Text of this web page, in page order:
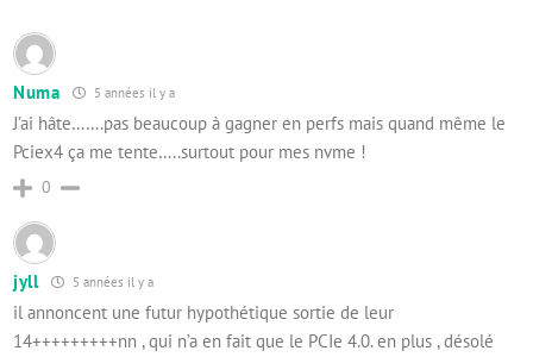
Numa 5 années il y a
J’ai hâte…….pas beaucoup à gagner en perfs mais quand même le
Pciex4 ça me tente…..surtout pour mes nvme !
0
jyll 5 années il y a
il annoncent une futur hypothétique sortie de leur
14+++++++++nn , qui n’a en fait que le PCIe 4.0. en plus , désolé